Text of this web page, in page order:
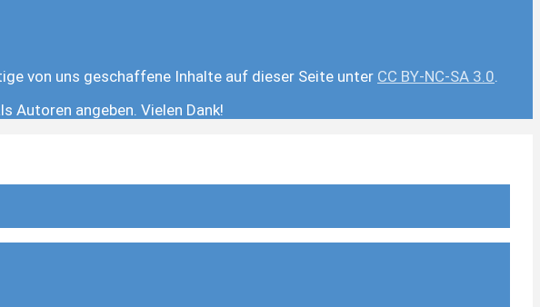
von uns geschaffene Inhalte auf dieser Seite unter CC BY-NC-SA 3.0.
Autoren angeben. Vielen Dank!